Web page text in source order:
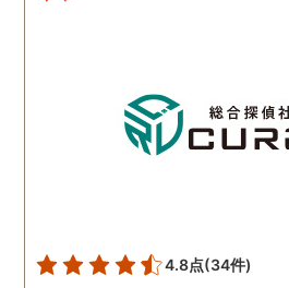
し合いを終えて、これから
やり直そうという時にまた
連絡をとっていることが発
んだ末婚姻関係は続けてい
ます。 元依頼者の私にも、
4.8点(34件)